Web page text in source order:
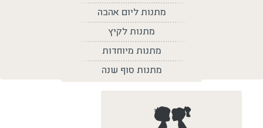
מתנות ליום אהבה
מתנות לקיץ
מתנות מיוחדות
מתנות סוף שנה